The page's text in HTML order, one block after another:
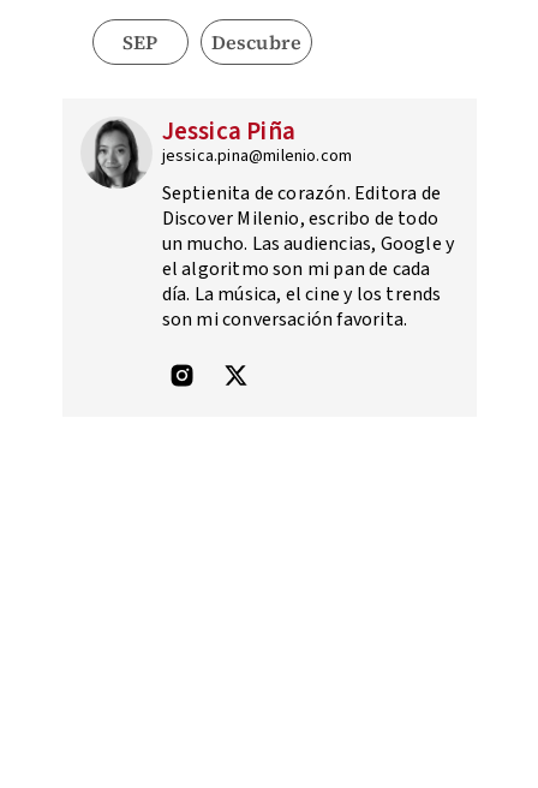
SEP Descubre
Jessica Piña
jessica.pina@milenio.com
Septienita de corazón. Editora de
Discover Milenio, escribo de todo
un mucho. Las audiencias, Google y
el algoritmo son mi pan de cada
día. La música, el cine y los trends
son mi conversación favorita.